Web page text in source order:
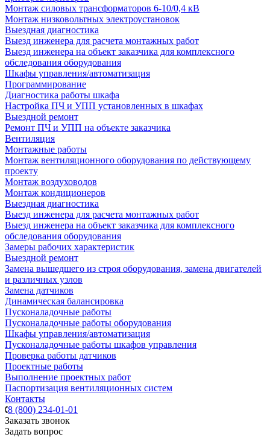
Монтаж силовых трансформаторов 6-10/0,4 кВ
Монтаж низковольтных электроустановок
Выездная диагностика
Выезд инженера для расчета монтажных работ
Выезд инженера на объект заказчика для комплексного
обследования оборудования
Шкафы управления/автоматизация
Программирование
Диагностика работы шкафа
Настройка ПЧ и УПП установленных в шкафах
Выездной ремонт
Ремонт ПЧ и УПП на объекте заказчика
Вентиляция
Монтажные работы
Монтаж вентиляционного оборудования по действующему
проекту
Монтаж воздуховодов
Монтаж кондиционеров
Выездная диагностика
Выезд инженера для расчета монтажных работ
Выезд инженера на объект заказчика для комплексного
обследования оборудования
Замеры рабочих характеристик
Выездной ремонт
Замена вышедшего из строя оборудования, замена двигателей
и различных узлов
Замена датчиков
Динамическая балансировка
Пусконаладочные работы
Пусконаладочные работы оборудования
Шкафы управления/автоматизация
Пусконаладочные работы шкафов управления
Проверка работы датчиков
Проектные работы
Выполнение проектных работ
Паспортизация вентиляционных систем
Контакты
8 (800) 234-01-01
Заказать звонок
Задать вопрос